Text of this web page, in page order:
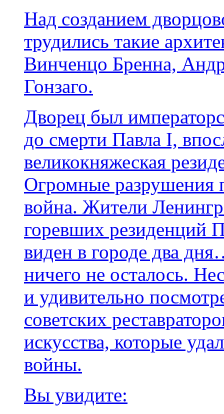
Над созданием
трудились такие
Винченцо Бренна,
Гонзаго.
Дворец был
до смерти Павла I,
великокняжеская
Огромные разрушения
война. Жители
горевших резиденций
виден в городе два
ничего не осталось.
и удивительно
советских
искусства, которые
войны.
Вы увидите: